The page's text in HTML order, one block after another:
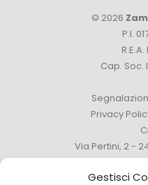
Gestisci
© 2026
P.I.
Cap. Soc.
Privacy
Via Pertini, 2 -
Tel. +39 035 759111 -